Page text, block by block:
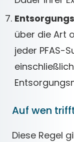
über die Art
jeder PFAS-
Auf wen
Diese Regel